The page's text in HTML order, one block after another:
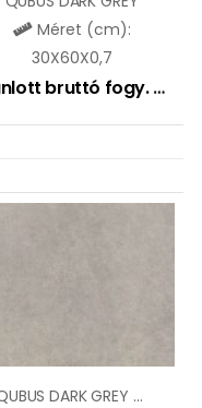
Méret (cm):
30X60X0,7
Ajánlott bruttó fogy. ár:
QUBUS DARK GREY (SGR96)